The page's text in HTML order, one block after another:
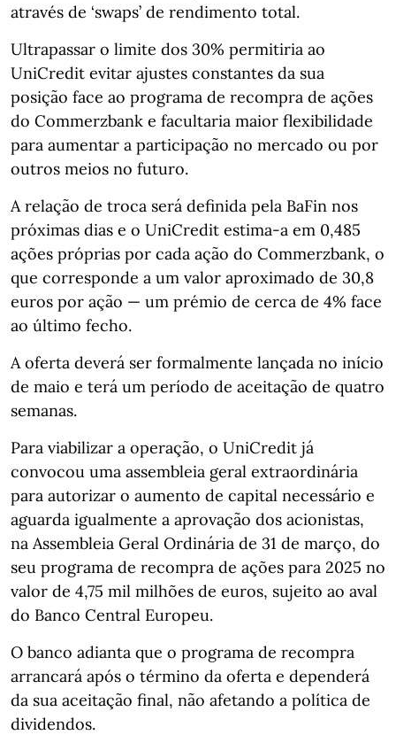
através de ‘swaps’ de rendimento total.
Ultrapassar o limite dos 30% permitiria ao
UniCredit evitar ajustes constantes da sua
posição face ao programa de recompra de ações
do Commerzbank e facultaria maior flexibilidade
para aumentar a participação no mercado ou por
outros meios no futuro.
A relação de troca será definida pela BaFin nos
próximas dias e o UniCredit estima-a em 0,485
ações próprias por cada ação do Commerzbank, o
que corresponde a um valor aproximado de 30,8
euros por ação — um prémio de cerca de 4% face
ao último fecho.
A oferta deverá ser formalmente lançada no início
de maio e terá um período de aceitação de quatro
semanas.
Para viabilizar a operação, o UniCredit já
convocou uma assembleia geral extraordinária
para autorizar o aumento de capital necessário e
aguarda igualmente a aprovação dos acionistas,
na Assembleia Geral Ordinária de 31 de março, do
seu programa de recompra de ações para 2025 no
valor de 4,75 mil milhões de euros, sujeito ao aval
do Banco Central Europeu.
O banco adianta que o programa de recompra
arrancará após o término da oferta e dependerá
da sua aceitação final, não afetando a política de
dividendos.